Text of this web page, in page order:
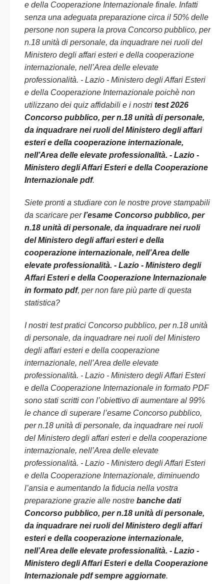
e della Cooperazione Internazionale finale. Infatti
senza una adeguata preparazione circa il 50% delle
persone non supera la prova Concorso pubblico, per
n.18 unità di personale, da inquadrare nei ruoli del
Ministero degli affari esteri e della cooperazione
internazionale, nell’Area delle elevate
professionalità. - Lazio - Ministero degli Affari Esteri
e della Cooperazione Internazionale poichè non
utilizzano dei quiz affidabili e i nostri test 2026
Concorso pubblico, per n.18 unità di personale,
da inquadrare nei ruoli del Ministero degli affari
esteri e della cooperazione internazionale,
nell’Area delle elevate professionalità. - Lazio -
Ministero degli Affari Esteri e della Cooperazione
Internazionale pdf.
Siete pronti a studiare con le nostre prove stampabili
da scaricare perl’esame Concorso pubblico, per
n.18 unità di personale, da inquadrare nei ruoli
del Ministero degli affari esteri e della
cooperazione internazionale, nell’Area delle
elevate professionalità. - Lazio - Ministero degli
Affari Esteri e della Cooperazione Internazionale
in formato pdf, per non fare più parte di questa
statistica?
I nostri test pratici Concorso pubblico, per n.18 unità
di personale, da inquadrare nei ruoli del Ministero
degli affari esteri e della cooperazione
internazionale, nell’Area delle elevate
professionalità. - Lazio - Ministero degli Affari Esteri
e della Cooperazione Internazionale in formato PDF
sono stati scritti con l’obiettivo di aumentare al 99%
le chance di superare l’esame Concorso pubblico,
per n.18 unità di personale, da inquadrare nei ruoli
del Ministero degli affari esteri e della cooperazione
internazionale, nell’Area delle elevate
professionalità. - Lazio - Ministero degli Affari Esteri
e della Cooperazione Internazionale, diminuendo
l’ansia e aumentando la fiducia nella vostra
preparazione grazie alle nostre banche dati
Concorso pubblico, per n.18 unità di personale,
da inquadrare nei ruoli del Ministero degli affari
esteri e della cooperazione internazionale,
nell’Area delle elevate professionalità. - Lazio -
Ministero degli Affari Esteri e della Cooperazione
Internazionale pdf sempre aggiornate.